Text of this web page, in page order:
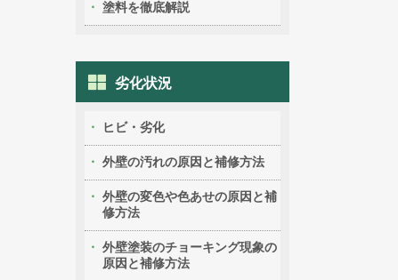
塗料を徹底解説
劣化状況
ヒビ・劣化
外壁の汚れの原因と補修方法
外壁の変色や色あせの原因と補
修方法
外壁塗装のチョーキング現象の
原因と補修方法